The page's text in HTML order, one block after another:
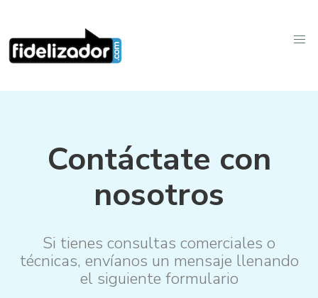
Contáctate con
nosotros
Si tienes consultas comerciales o
técnicas, envíanos un mensaje llenando
el siguiente formulario